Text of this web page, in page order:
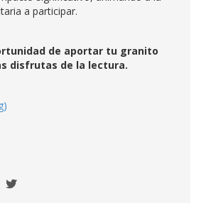
a participar.
de aportar tu granito
disfrutas de la lectura.